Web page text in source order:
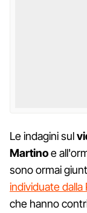
Le indagini sul
Martinoe
sono ormai
individuate
che hanno